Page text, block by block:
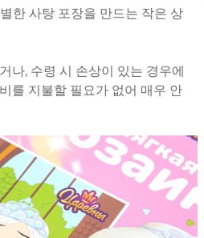
한 사탕 포장을 만드는 작은 상
나, 수령 시 손상이 있는 경우에
를 지불할 필요가 없어 매우 안